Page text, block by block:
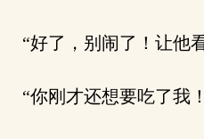
“好了，别闹了！让他
“你刚才还想要吃了我